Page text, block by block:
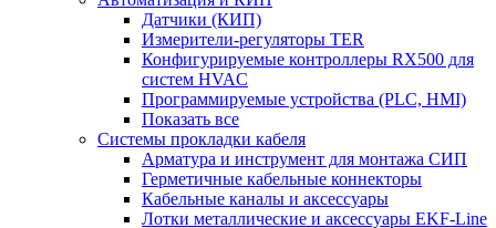
Датчики (КИП)
Измерители-регуляторы TER
Конфигурируемые контроллеры RX500 для
систем HVAC
Программируемые устройства (PLC, HMI)
Показать все
Системы прокладки кабеля
Арматура и инструмент для монтажа СИП
Герметичные кабельные коннекторы
Кабельные каналы и аксессуары
Лотки металлические и аксессуары EKF-Line